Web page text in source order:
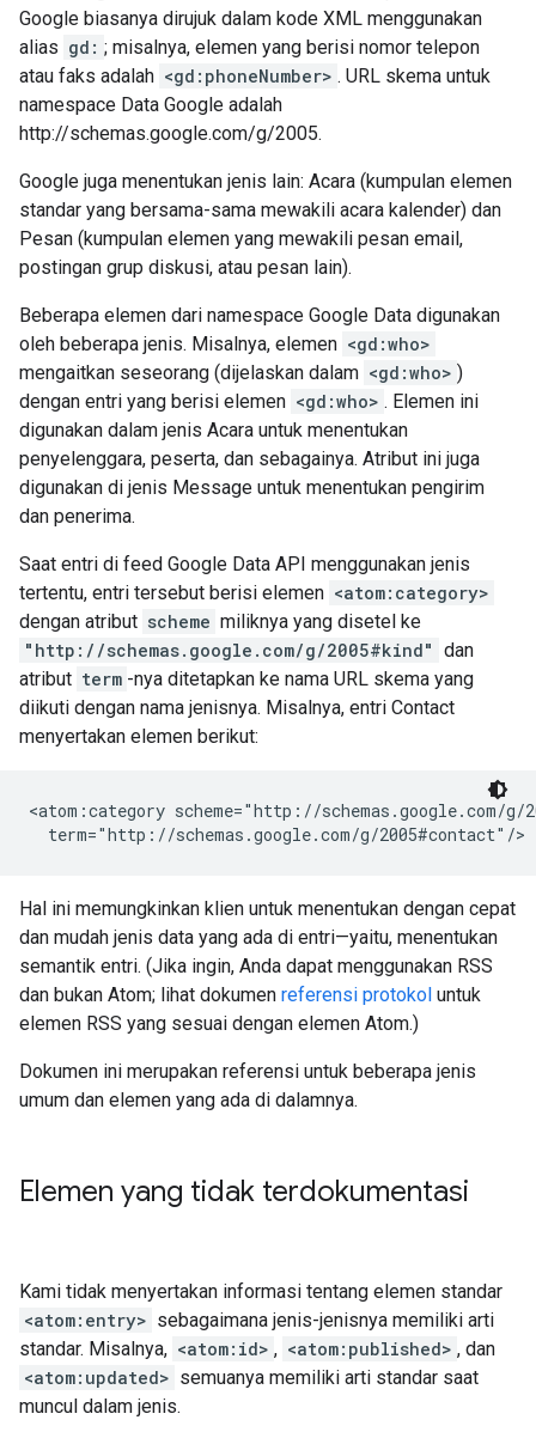
Google biasanya dirujuk dalam kode XML menggunakan
alias gd: ; misalnya, elemen yang berisi nomor telepon
atau faks adalah <gd:phoneNumber> . URL skema untuk
namespace Data Google adalah
http://schemas.google.com/g/2005.
Google juga menentukan jenis lain: Acara (kumpulan elemen
standar yang bersama-sama mewakili acara kalender) dan
Pesan (kumpulan elemen yang mewakili pesan email,
postingan grup diskusi, atau pesan lain).
Beberapa elemen dari namespace Google Data digunakan
oleh beberapa jenis. Misalnya, elemen <gd:who>
mengaitkan seseorang (dijelaskan dalam <gd:who> )
dengan entri yang berisi elemen <gd:who> . Elemen ini
digunakan dalam jenis Acara untuk menentukan
penyelenggara, peserta, dan sebagainya. Atribut ini juga
digunakan di jenis Message untuk menentukan pengirim
dan penerima.
Saat entri di feed Google Data API menggunakan jenis
tertentu, entri tersebut berisi elemen <atom:category>
dengan atribut scheme miliknya yang disetel ke
"http://schemas.google.com/g/2005#kind" dan
atribut term -nya ditetapkan ke nama URL skema yang
diikuti dengan nama jenisnya. Misalnya, entri Contact
menyertakan elemen berikut:
<atom:category scheme="http://schemas.google.com/g/
  term="http://schemas.google.com/g/2005#contact"/>
Hal ini memungkinkan klien untuk menentukan dengan cepat
dan mudah jenis data yang ada di entri—yaitu, menentukan
semantik entri. (Jika ingin, Anda dapat menggunakan RSS
dan bukan Atom; lihat dokumen referensi protokol untuk
elemen RSS yang sesuai dengan elemen Atom.)
Dokumen ini merupakan referensi untuk beberapa jenis
umum dan elemen yang ada di dalamnya.
Elemen yang tidak terdokumentasi
Kami tidak menyertakan informasi tentang elemen standar
<atom:entry> sebagaimana jenis-jenisnya memiliki arti
standar. Misalnya, <atom:id> , <atom:published> , dan
<atom:updated> semuanya memiliki arti standar saat
muncul dalam jenis.